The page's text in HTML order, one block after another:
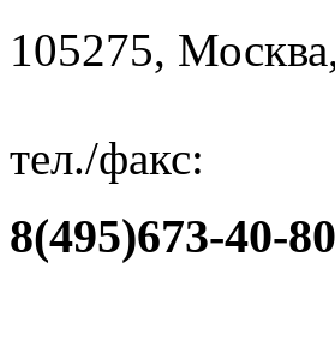
105275,
тел./факс:
8(495)673-40-80